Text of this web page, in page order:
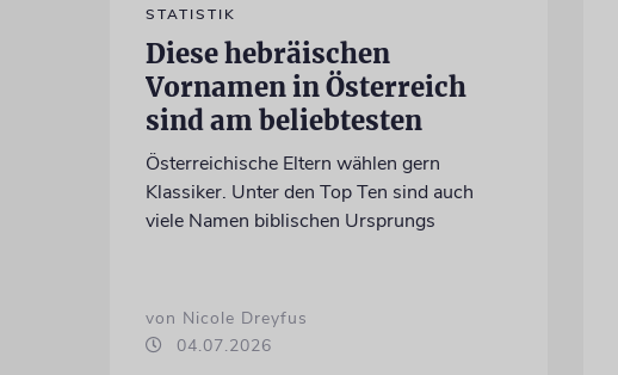
STATISTIK
Diese hebräischen
Vornamen in Österreich
sind am beliebtesten
Österreichische Eltern wählen gern
Klassiker. Unter den Top Ten sind auch
viele Namen biblischen Ursprungs
von Nicole Dreyfus
04.07.2026